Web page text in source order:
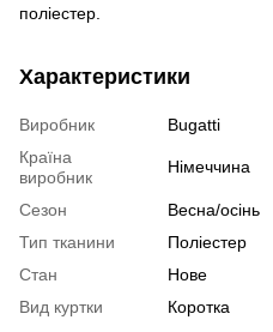
поліестер.
Характеристики
Виробник
Bugatti
Країна
виробник
Німеччина
Сезон
Весна/осінь
Тип тканини
Поліестер
Стан
Нове
Вид куртки
Коротка